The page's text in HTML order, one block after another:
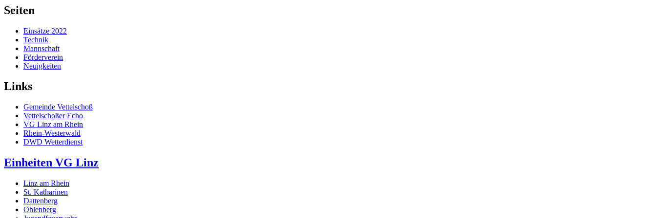
Seiten
Einsätze 2022
Technik
Mannschaft
Förderverein
Neuigkeiten
Links
Gemeinde Vettelschoß
Vettelschoßer Echo
VG Linz am Rhein
Rhein-Westerwald
DWD Wetterdienst
Einheiten VG Linz
Linz am Rhein
St. Katharinen
Dattenberg
Ohlenberg